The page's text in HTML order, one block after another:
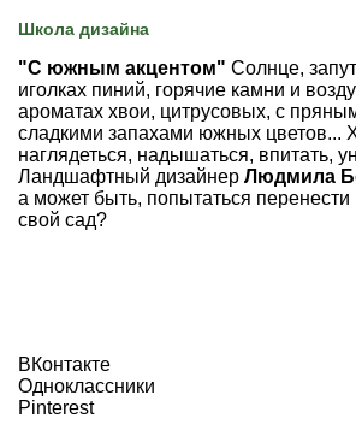
Школа дизайна
"С южным акцентом" Солнце,
иголках пиний, горячие камни и
ароматах хвои, цитрусовых, с
сладкими запахами южных цветов...
наглядеться, надышаться, впитать,
Ландшафтный дизайнер Людмила
а может быть, попытаться перенести
свой сад?
ВКонтакте
Одноклассники
Pinterest